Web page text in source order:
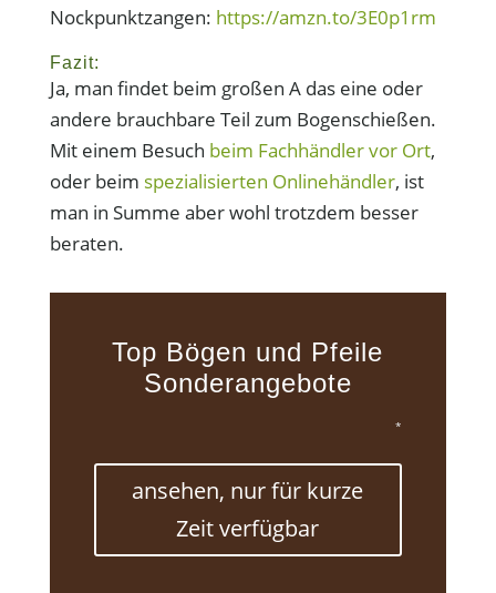
Nockpunktzangen: https://amzn.to/3E0p1rm
Fazit:
Ja, man findet beim großen A das eine oder
andere brauchbare Teil zum Bogenschießen.
Mit einem Besuch beim Fachhändler vor Ort,
oder beim spezialisierten Onlinehändler, ist
man in Summe aber wohl trotzdem besser
beraten.
Top Bögen und Pfeile
Sonderangebote
*
ansehen, nur für kurze
Zeit verfügbar